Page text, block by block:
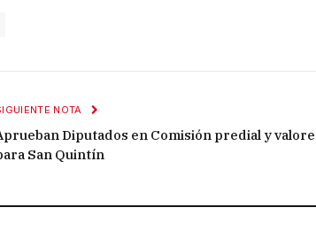
NOTA
Diputados en Comisión predial y
San Quintín